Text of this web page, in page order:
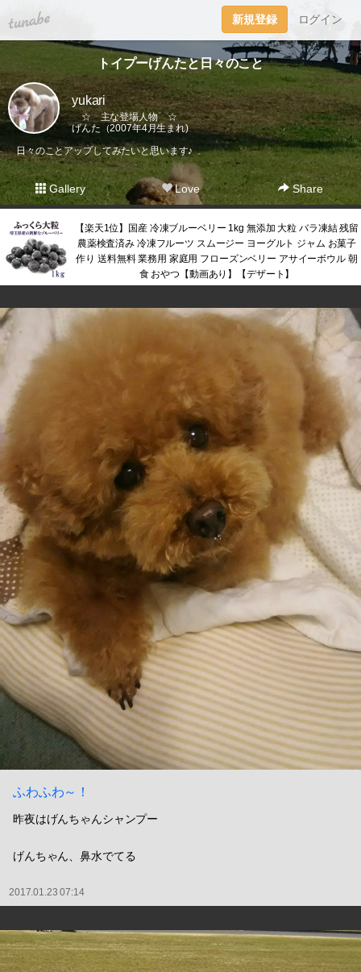
tuna.be 新規登録 ログイン
トイプーげんたと日々のこと
yukari
☆ 主な登場人物 ☆
げんた（2007年4月生まれ)
日々のことアップしてみたいと思います♪
Gallery Love Share
【楽天1位】国産 冷凍ブルーベリー 1kg 無添加 大粒 バラ凍結 残留
農薬検査済み 冷凍フルーツ スムージー ヨーグルト ジャム お菓子
作り 送料無料 業務用 家庭用 フローズンベリー アサイーボウル 朝
食 おやつ【動画あり】【デザート】
ふわふわ～！
昨夜はげんちゃんシャンプー
げんちゃん、鼻水でてる
2017.01.23 07:14